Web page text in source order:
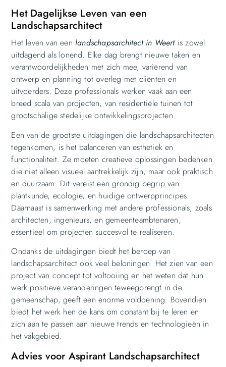
Het Dagelijkse Leven van een
Landschapsarchitect
Het leven van een landschapsarchitect in Weertis zowel
uitdagend als lonend. Elke dag brengt nieuwe taken en
verantwoordelijkheden met zich mee, variërend van
ontwerp en planning tot overleg met cliënten en
uitvoerders. Deze professionals werken vaak aan een
breed scala van projecten, van residentiële tuinen tot
grootschalige stedelijke ontwikkelingsprojecten.
Een van de grootste uitdagingen die landschapsarchitecten
tegenkomen, is het balanceren van esthetiek en
functionaliteit. Ze moeten creatieve oplossingen bedenken
die niet alleen visueel aantrekkelijk zijn, maar ook praktisch
en duurzaam. Dit vereist een grondig begrip van
plantkunde, ecologie, en huidige ontwerpprincipes.
Daarnaast is samenwerking met andere professionals, zoals
architecten, ingenieurs, en gemeenteambtenaren,
essentieel om projecten succesvol te realiseren.
Ondanks de uitdagingen biedt het beroep van
landschapsarchitect ook veel beloningen. Het zien van een
project van concept tot voltooiing en het weten dat hun
werk positieve veranderingen teweegbrengt in de
gemeenschap, geeft een enorme voldoening. Bovendien
biedt het werk hen de kans om constant bij te leren en
zich aan te passen aan nieuwe trends en technologieën in
het vakgebied.
Advies voor Aspirant Landschapsarchitect